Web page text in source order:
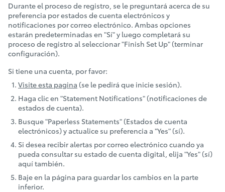
Durante el proceso de registro, se le preguntará acerca de su
preferencia por estados de cuenta electrónicos y
notificaciones por correo electrónico. Ambas opciones
estarán predeterminadas en "Sí" y luego completará su
proceso de registro al seleccionar "Finish Set Up" (terminar
configuración).
Si tiene una cuenta, por favor:
Visite esta pagina (se le pedirá que inicie sesión).
Haga clic en "Statement Notifications" (notificaciones de
estados de cuenta).
Busque "Paperless Statements" (Estados de cuenta
electrónicos) y actualice su preferencia a "Yes" (sí).
Si desea recibir alertas por correo electrónico cuando ya
pueda consultar su estado de cuenta digital, elija "Yes" (sí)
aquí también.
Baje en la página para guardar los cambios en la parte
inferior.